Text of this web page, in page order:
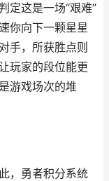
定这是一场“艰难”
你向下一颗星星
手，所获胜点则
玩家的段位能更
游戏场次的堆
，勇者积分系统